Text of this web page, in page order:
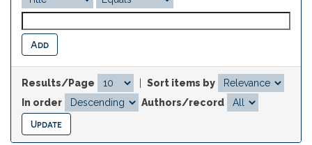
Results/Page
Sort items by
In order
Authors/record